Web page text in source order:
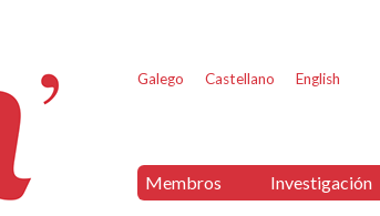
Galego Castellano English
Membros Investigación